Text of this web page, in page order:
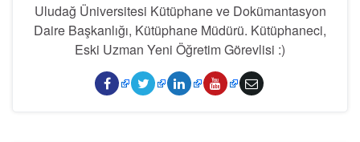
Uludağ Üniversitesi Kütüphane ve Dokümantasyon
Daire Başkanlığı, Kütüphane Müdürü. Kütüphaneci,
Eski Uzman Yeni Öğretim Görevlisi :)